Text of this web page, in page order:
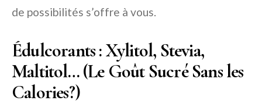
de possibilités s’offre à vous.
Édulcorants : Xylitol, Stevia,
Maltitol… (Le Goût Sucré Sans les
Calories?)